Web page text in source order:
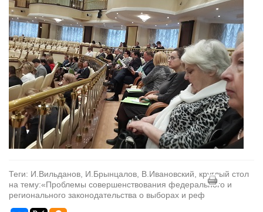
Теги: И.Вильданов, И.Брынцалов, В.Ивановский, круглый стол
на тему:«Проблемы совершенствования федерального и
регионального законодательства о выборах и реф